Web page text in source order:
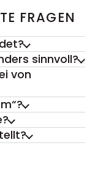
FRAGEN
sinnvoll?
von